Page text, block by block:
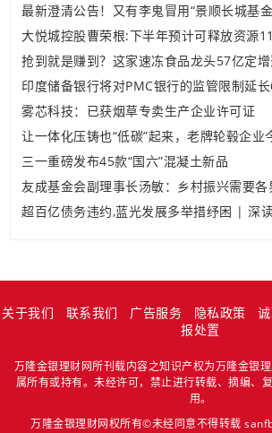
大悦城控股曹荣根:下半年预计可释放资源
印度储备银行将对PMC银行的监管限制延
雾芯科技：已获烟草专卖生产企业许可证
三一重磅发布45款“国六”混凝土新品
超百亿债务违约,蓝光发展多举措纾困 | 深
关于我们 联系我们 广告服务 隐私政策
报处置
万隆金银理财网所刊载内容之知识产权为万隆金银
属所有或持有。未经许可，禁止进行转载、摘编、
用。
万隆金银理财网权所有©未经同意不得转载